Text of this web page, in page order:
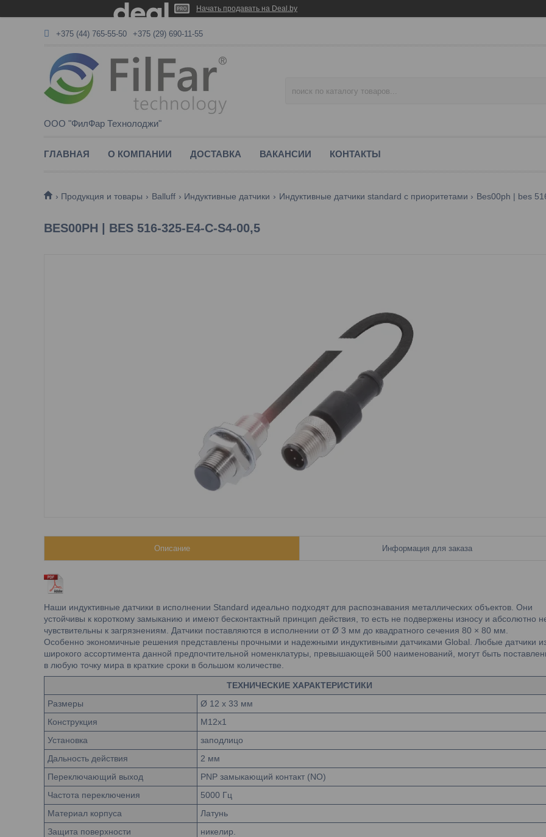
Начать продавать на Deal.by
+375 (44) 765-55-50 +375 (29) 690-11-55
ООО "ФилФар Технолоджи"
ГЛАВНАЯ О КОМПАНИИ ДОСТАВКА ВАКАНСИИ КОНТАКТЫ
Продукция и товары Balluff Индуктивные датчики Индуктивные датчики standard с приоритетами Bes00ph | bes
BES00PH | BES 516-325-E4-C-S4-00,5
Описание Информация для заказа
Наши индуктивные датчики в исполнении Standard идеально подходят для распознавания металлических объектов. Они
устойчивы к короткому замыканию и имеют бесконтактный принцип действия, то есть не подвержены износу и абсолютно
чувствительны к загрязнениям. Датчики поставляются в исполнении от Ø 3 мм до квадратного сечения 80 × 80 мм.
Особенно экономичные решения представлены прочными и надежными индуктивными датчиками Global. Любые датчики
широкого ассортимента данной предпочтительной номенклатуры, превышающей 500 наименований, могут быть
в любую точку мира в краткие сроки в большом количестве.
ТЕХНИЧЕСКИЕ ХАРАКТЕРИСТИКИ
Размеры
Ø 12 x 33 мм
Конструкция
M12x1
Установка
заподлицо
Дальность действия
2 мм
Переключающий выход
PNP замыкающий контакт (NO)
Частота переключения
5000 Гц
Материал корпуса
Латунь
Защита поверхности
никелир.